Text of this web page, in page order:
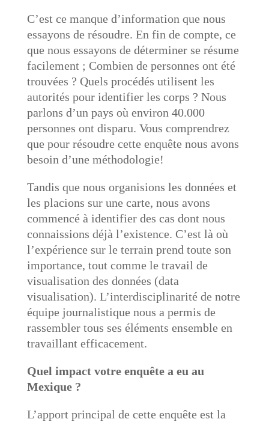
C’est ce manque d’information que nous
essayons de résoudre. En fin de compte, ce
que nous essayons de déterminer se résume
facilement ; Combien de personnes ont été
trouvées ? Quels procédés utilisent les
autorités pour identifier les corps ? Nous
parlons d’un pays où environ 40.000
personnes ont disparu. Vous comprendrez
que pour résoudre cette enquête nous avons
besoin d’une méthodologie!
Tandis que nous organisions les données et
les placions sur une carte, nous avons
commencé à identifier des cas dont nous
connaissions déjà l’existence. C’est là où
l’expérience sur le terrain prend toute son
importance, tout comme le travail de
visualisation des données (data
visualisation). L’interdisciplinarité de notre
équipe journalistique nous a permis de
rassembler tous ses éléments ensemble en
travaillant efficacement.
Quel impact votre enquête a eu au
Mexique ?
L’apport principal de cette enquête est la